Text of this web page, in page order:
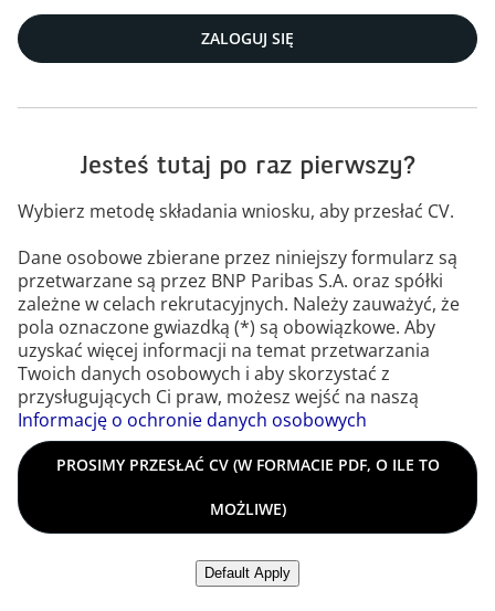
ZALOGUJ SIĘ
Jesteś tutaj po raz pierwszy?
Wybierz metodę składania wniosku, aby przesłać CV.
Dane osobowe zbierane przez niniejszy formularz są
przetwarzane są przez BNP Paribas S.A. oraz spółki
zależne w celach rekrutacyjnych. Należy zauważyć, że
pola oznaczone gwiazdką (*) są obowiązkowe. Aby
uzyskać więcej informacji na temat przetwarzania
Twoich danych osobowych i aby skorzystać z
przysługujących Ci praw, możesz wejść na naszą
Informację o ochronie danych osobowych
PROSIMY PRZESŁAĆ CV (W FORMACIE PDF, O ILE TO
MOŻLIWE)
Prosimy przesłać CV (w formacie PDF, o ile to możliwe)
Default Apply
Prześlij CV z LinkedIn